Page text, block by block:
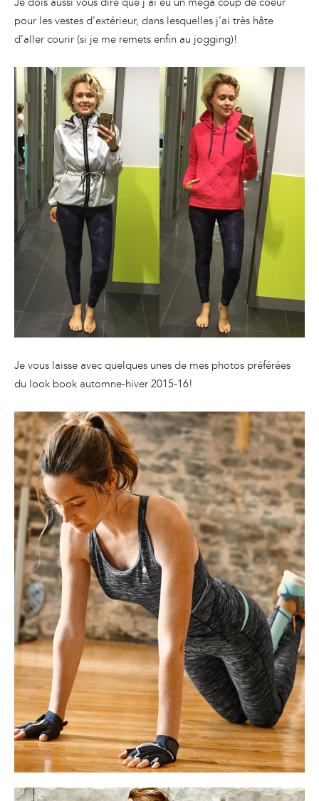
pour les vestes d’extérieur, dans lesquelles j’ai très hâte
d’aller courir (si je me remets enfin au jogging)!
Je vous laisse avec quelques unes de mes photos préférées
du look book automne-hiver 2015-16!